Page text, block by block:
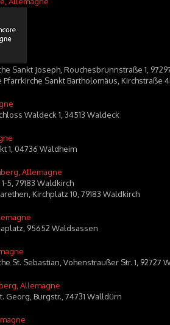
Sankt Joseph, Rouchesbrunnstraße 1,
Pfarrkirche Sankt Bartholomäus, Kirchstraße
Waldeck 1, 34513 Waldeck
1, 04736 Waldheim
Allemagne
5, 79183 Waldkirch
Kirchplatz 10, 79183 Waldkirch
95652 Waldsassen
St. Sebastian, Vohenstraußer Str. 1, 92727
Allemagne
Georg, Burgstr., 74731 Walldürn